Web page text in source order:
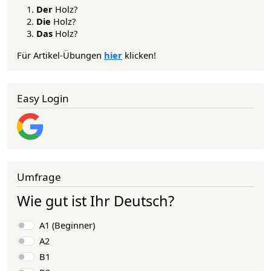
Der Holz?
Die Holz?
Das Holz?
Für Artikel-Übungen hier klicken!
Easy Login
Umfrage
Wie gut ist Ihr Deutsch?
Auswahlmöglichkeiten
A1 (Beginner)
A2
B1